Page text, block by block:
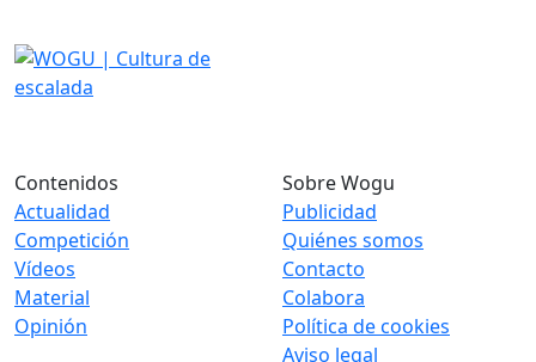
Contenidos
Actualidad
Competición
Vídeos
Material
Opinión
Sobre Wogu
Publicidad
Quiénes somos
Contacto
Colabora
Política de cookies
Aviso legal